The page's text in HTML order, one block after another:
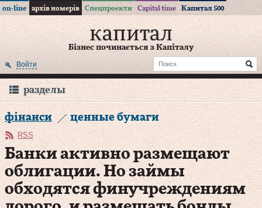
on-line архів номерів Спецпроекти Capital time Капитал 500
Бізнес починається з Капіталу
Войти
разделы
фінанси ценные бумаги
RSS
Банки активно размещают
облигации. Но займы
обходятся финучреждениям